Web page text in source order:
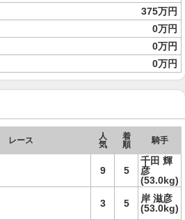
375万円
0万円
0万円
0万円
レース
人
気
着
順
騎手
9 5
千田 輝
彦
(53.0kg)
3 5
岸 滋彦
(53.0kg)